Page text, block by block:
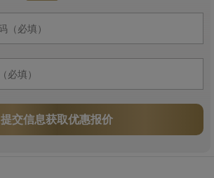
提交信息获取优惠报价